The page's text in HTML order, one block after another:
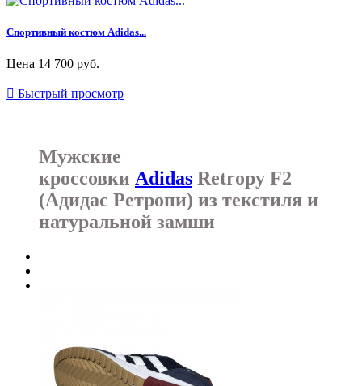
Спортивный костюм Adidas...
Цена 14 700 руб.
 Быстрый просмотр
Мужские
кроссовки Adidas Retropy F2
(Адидас Ретропи) из текстиля и
натуральной замши